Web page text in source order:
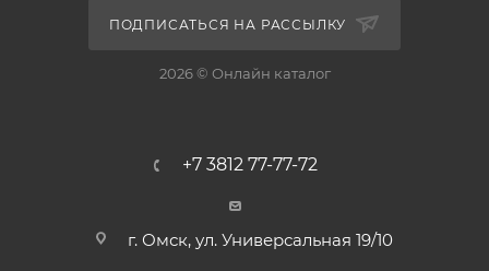
ПОДПИСАТЬСЯ НА РАССЫЛКУ
2026 © Онлайн каталог
+7 3812 77-77-72
г. Омск, ул. Универсальная 19/10